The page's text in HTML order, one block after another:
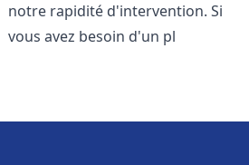
notre rapidité d'intervention. Si
vous avez besoin d'un pl